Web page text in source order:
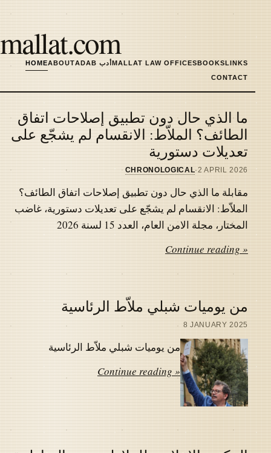
main
content
mallat.com
MAIN
HOMEABOUT ADAB أدبMALLAT LAW OFFICESBOOKSLINKS
CONTACT
Latest
articles
ما الذي حال دون تطبيق إصلاحات اتفاق
الطائف؟ الملاّط: الانقسام لم يشجّع على
تعديلات دستورية
2 APRIL 2026
·
CHRONOLOGICAL
مقابلة ما الذي حال دون تطبيق إصلاحات اتفاق الطائف؟
الملاّط: الانقسام لم يشجّع على تعديلات دستورية، غاضب
المختار، مجلة الامن العام، العدد 15 لسنة 2026
Continue reading »
من يوميات شبلي ملاّط الرئاسية
8 JANUARY 2025
من يوميات شبلي ملاّط الرئاسية
Continue reading »